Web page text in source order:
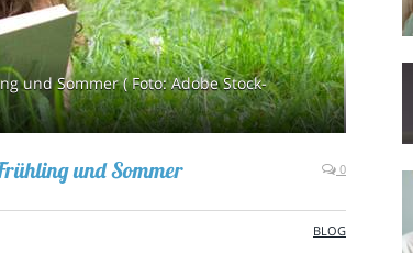
und Sommer ( Foto: Adobe Stock-
und Sommer 0
BLOG